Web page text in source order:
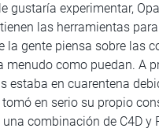
gustaría experimentar,
las herramientas
la gente piensa sobre las
menudo como puedan. A
estaba en cuarentena
en serio su propio
combinación de C4D y